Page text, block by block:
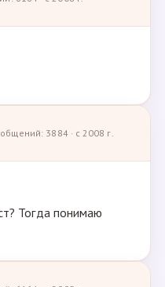
3884 · с 2008 г.
Тогда понимаю